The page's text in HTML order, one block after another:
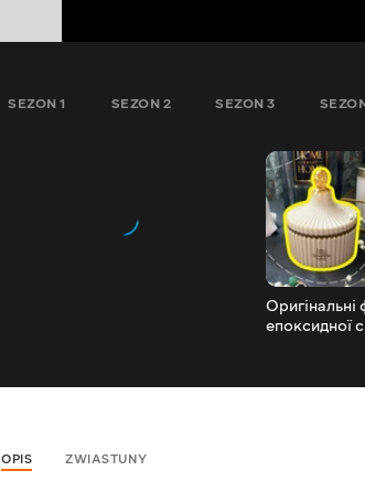
SEZON 1 SEZON 2 SEZON 3
епоксидної
OPIS ZWIASTUNY